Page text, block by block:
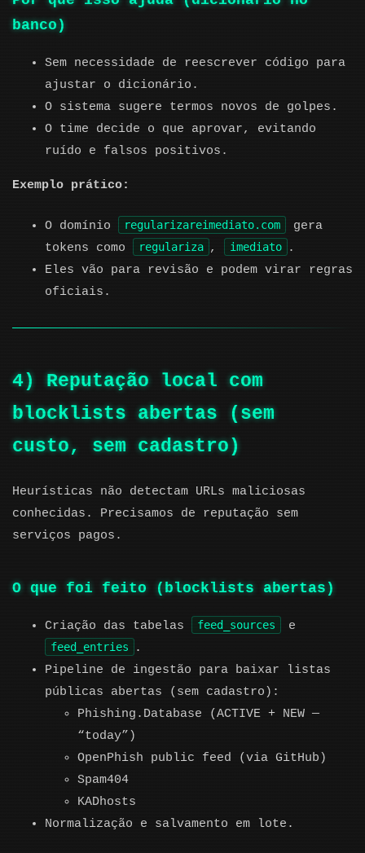
banco)
Sem necessidade de reescrever código para
ajustar o dicionário.
O sistema sugere termos novos de golpes.
O time decide o que aprovar, evitando
ruído e falsos positivos.
Exemplo prático:
O domínio regularizareimediato.com
gera
tokens como
regulariza , imediato
.
Eles vão para revisão e podem virar regras
oficiais.
4) Reputação local com
blocklists abertas (sem
custo, sem cadastro)
Heurísticas não detectam URLs maliciosas
conhecidas. Precisamos de reputação sem
serviços pagos.
O que foi feito (blocklists abertas)
Criação das tabelas feed_sources e
feed_entries
.
Pipeline de ingestão para baixar listas
públicas abertas (sem cadastro):
Phishing.Database (ACTIVE + NEW —
“today”)
OpenPhish public feed (via GitHub)
Spam404
KADhosts
Normalização e salvamento em lote.